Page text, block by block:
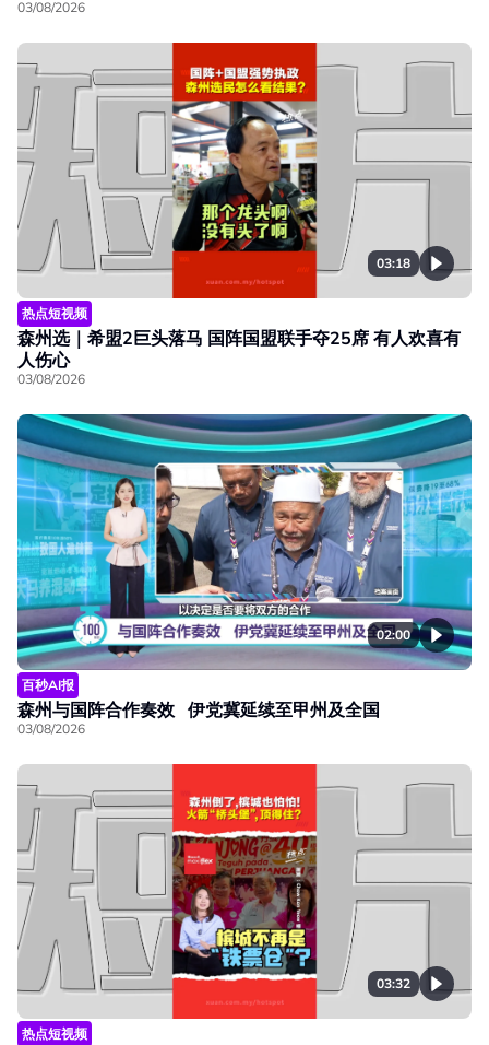
03/08/2026
03:18
热点短视频
森州选｜希盟2巨头落马 国阵国盟联手夺25席 有人欢喜有
人伤心
03/08/2026
02:00
百秒AI报
森州与国阵合作奏效 伊党冀延续至甲州及全国
03/08/2026
03:32
热点短视频